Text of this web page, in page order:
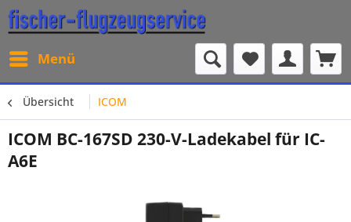
Menü
Übersicht ICOM
ICOM BC-167SD 230-V-Ladekabel für IC-
A6E